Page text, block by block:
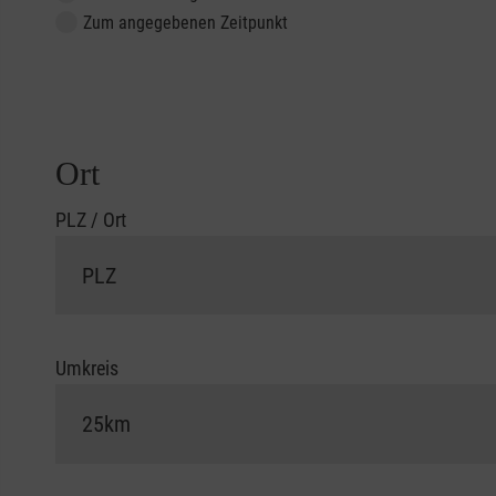
Zum angegebenen Zeitpunkt
Ort
PLZ / Ort
Umkreis